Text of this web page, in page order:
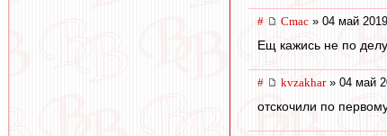
# Cmac » 04 май
Ещ кажись не по
# kvzakhar» 04 май
отскочили по